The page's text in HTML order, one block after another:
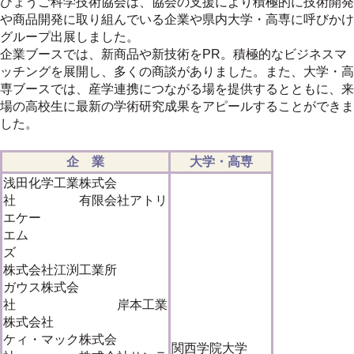
や商品開発に取り組んでいる企業や県内大学・高専に呼びかけ
グループ出展しました。
企業ブースでは、新商品や新技術をPR。積極的なビジネスマ
ッチングを展開し、多くの商談がありました。また、大学・高
専ブースでは、産学連携につながる場を提供するとともに、来
場の高校生に最新の学術研究成果をアピールすることができま
した。
企 業
大学・高専
浅田化学工業株式会
社 有限会社アトリ
エケー
エム
ズ
株式会社江渕工業所
ガウス株式会
社 岸本工業
株式会社
ケィ・マック株式会
関西学院大学